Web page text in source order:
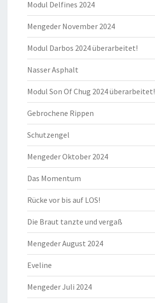
Modul Delfines 2024
Mengeder November 2024
Modul Darbos 2024 überarbeitet!
Nasser Asphalt
Modul Son Of Chug 2024 überarbeitet!
Gebrochene Rippen
Schutzengel
Mengeder Oktober 2024
Das Momentum
Rücke vor bis auf LOS!
Die Braut tanzte und vergaß
Mengeder August 2024
Eveline
Mengeder Juli 2024